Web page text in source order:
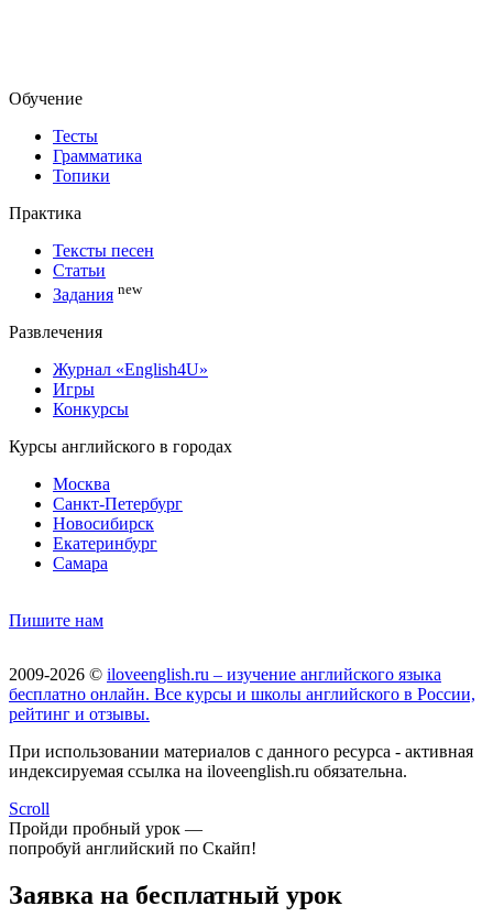
Обучение
Тесты
Грамматика
Топики
Практика
Тексты песен
Статьи
Задания new
Развлечения
Журнал «English4U»
Игры
Конкурсы
Курсы английского в городах
Москва
Санкт-Петербург
Новосибирск
Екатеринбург
Самара
Пишите нам
2009-2026 © iloveenglish.ru – изучение английского языка
бесплатно онлайн. Все курсы и школы английского в России,
рейтинг и отзывы.
При использовании материалов с данного ресурса - активная
индексируемая ссылка на iloveenglish.ru обязательна.
Scroll
Пройди пробный урок —
попробуй английский по Скайп!
Заявка на бесплатный урок